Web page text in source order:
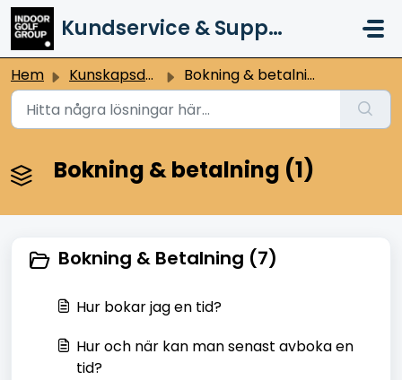
Hoppa över till huvudinnehåll
Kundservice & Support
Hem Kunskapsdatabas Bokning & betalning
Bokning & betalning (1)
Bokning & Betalning (7)
Hur bokar jag en tid?
Hur och när kan man senast avboka en
tid?